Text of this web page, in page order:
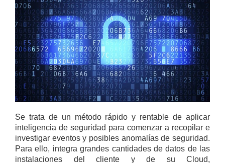
Se trata de un método rápido y rentable de aplicar
inteligencia de seguridad para comenzar a recopilar e
investigar eventos y posibles anomalías de seguridad.
Para ello, integra grandes cantidades de datos de las
instalaciones del cliente y de su Cloud,